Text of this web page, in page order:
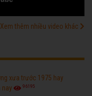
Xem thêm nhiều video khác
xưa trước 1975 hay
nay
96195